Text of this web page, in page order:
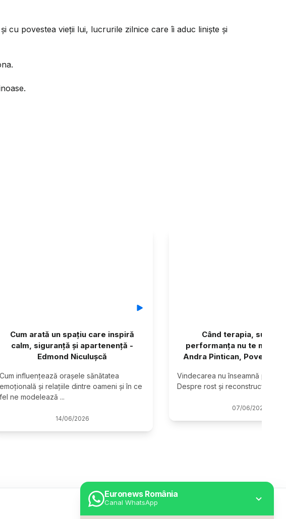
Euronews România
Canal WhatsApp
cu povestea vieții lui, lucrurile zilnice care îi aduc liniște și
Cum arată un spațiu care inspiră
calm, siguranță și apartenență -
Edmond Niculușcă
Cum influențează orașele sănătatea
emoțională și relațiile dintre oameni și în ce
fel ne modelează ...
14/06/2026
Când terapia,
performanța nu te mai
Andra Pintican, Povestitor
Vindecarea nu înseamnă
Despre rost și reconstrucție
07/06/2026